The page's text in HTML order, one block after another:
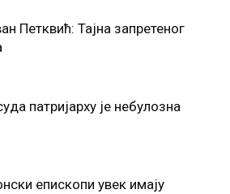
Петквић: Тајна запретеног
патријарху је небулозна
епископи увек имају